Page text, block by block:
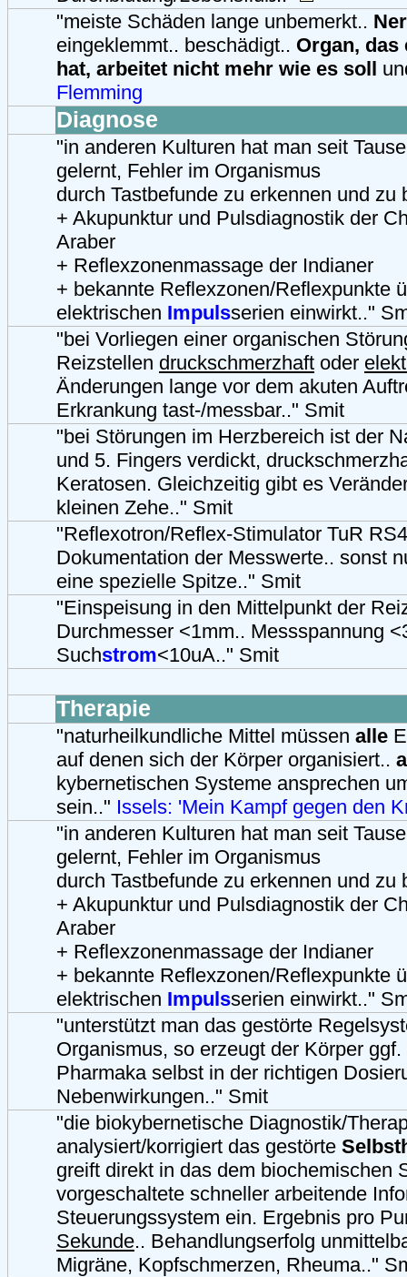
"meiste Schäden lange unbemerkt..
eingeklemmt.. beschädigt.. Organ, das
hat, arbeitet nicht mehr wie es soll
Flemming
Diagnose
"in anderen Kulturen hat man seit
gelernt, Fehler im Organismus
durch Tastbefunde zu erkennen und zu
+ Akupunktur und Pulsdiagnostik der
Araber
+ Reflexzonenmassage der Indianer
+ bekannte Reflexzonen/Reflexpunkte
elektrischen Impulsserien einwirkt.."
"bei Vorliegen einer organischen
Reizstellen druckschmerzhaft oder
Änderungen lange vor dem akuten
Erkrankung tast-/messbar.." Smit
"bei Störungen im Herzbereich ist der
und 5. Fingers verdickt,
Keratosen. Gleichzeitig gibt es
kleinen Zehe.." Smit
"Reflexotron/Reflex-Stimulator TuR
Dokumentation der Messwerte.. sonst
eine spezielle Spitze.." Smit
"Einspeisung in den Mittelpunkt der
Durchmesser <1mm.. Messspannung
Suchstrom<10uA.." Smit
Therapie
"naturheilkundliche Mittel müssen alle
auf denen sich der Körper organisiert..
kybernetischen Systeme ansprechen
sein.." Issels: 'Mein Kampf gegen den
"in anderen Kulturen hat man seit
gelernt, Fehler im Organismus
durch Tastbefunde zu erkennen und zu
+ Akupunktur und Pulsdiagnostik der
Araber
+ Reflexzonenmassage der Indianer
+ bekannte Reflexzonen/Reflexpunkte
elektrischen Impulsserien einwirkt.."
"unterstützt man das gestörte
Organismus, so erzeugt der Körper
Pharmaka selbst in der richtigen
Nebenwirkungen.." Smit
"die biokybernetische Diagnostik/
analysiert/korrigiert das gestörte
greift direkt in das dem biochemischen
vorgeschaltete schneller arbeitende
Steuerungssystem ein. Ergebnis pro
Sekunde.. Behandlungserfolg
Migräne, Kopfschmerzen, Rheuma.."